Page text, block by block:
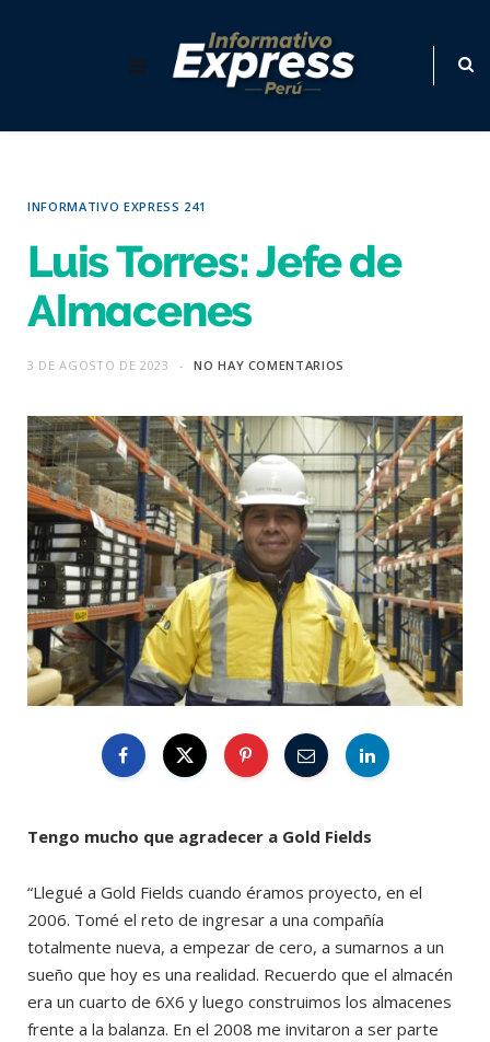
INFORMATIVO EXPRESS 241
Luis Torres: Jefe de
Almacenes
3 DE AGOSTO DE 2023 NO HAY COMENTARIOS
Tengo mucho que agradecer a Gold Fields
“Llegué a Gold Fields cuando éramos proyecto, en el
2006. Tomé el reto de ingresar a una compañía
totalmente nueva, a empezar de cero, a sumarnos a un
sueño que hoy es una realidad. Recuerdo que el almacén
era un cuarto de 6X6 y luego construimos los almacenes
frente a la balanza. En el 2008 me invitaron a ser parte